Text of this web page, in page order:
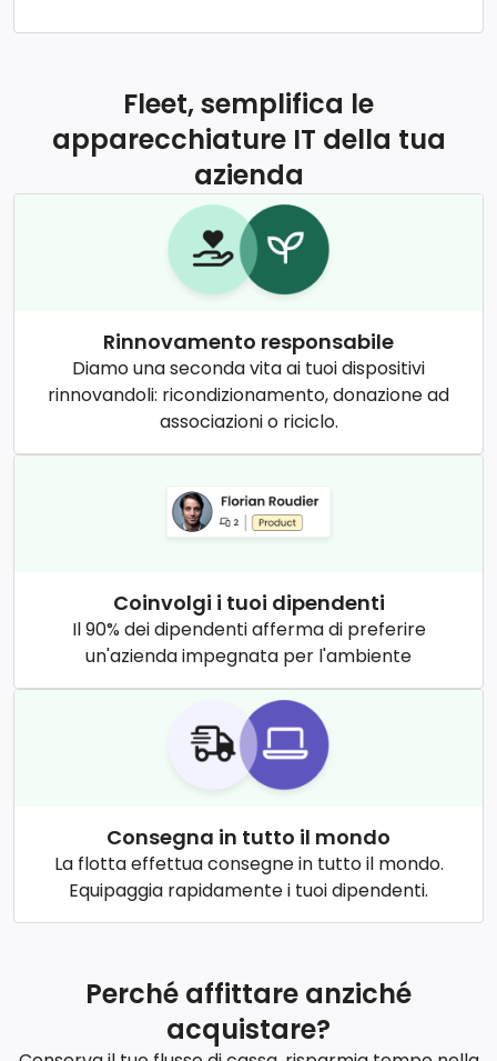
Fleet, semplifica le
apparecchiature IT della tua
azienda
Rinnovamento responsabile
Diamo una seconda vita ai tuoi dispositivi
rinnovandoli: ricondizionamento, donazione ad
associazioni o riciclo.
Coinvolgi i tuoi dipendenti
Il 90% dei dipendenti afferma di preferire
un'azienda impegnata per l'ambiente
Consegna in tutto il mondo
La flotta effettua consegne in tutto il mondo.
Equipaggia rapidamente i tuoi dipendenti.
Perché affittare anziché
acquistare?